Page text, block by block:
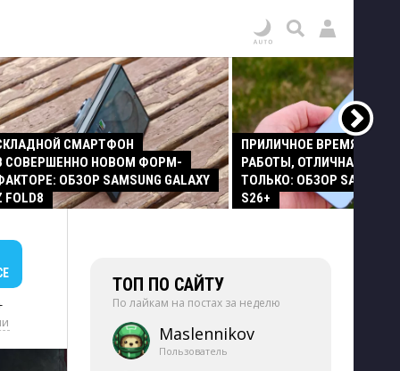
СМАРТФОН
СОВЕРШЕННО НОВОМ ФОРМ-
ОБЗОР SAMSUNG GALAXY
FOLD8
ПРИЛИЧНОЕ ВРЕМЯ
РАБОТЫ, ОТЛИЧНАЯ
ТОЛЬКО: ОБЗОР SAMSUNG
S26+
ТОП ПО САЙТУ
По лайкам на постах за неделю
Maslennikov
Пользователь